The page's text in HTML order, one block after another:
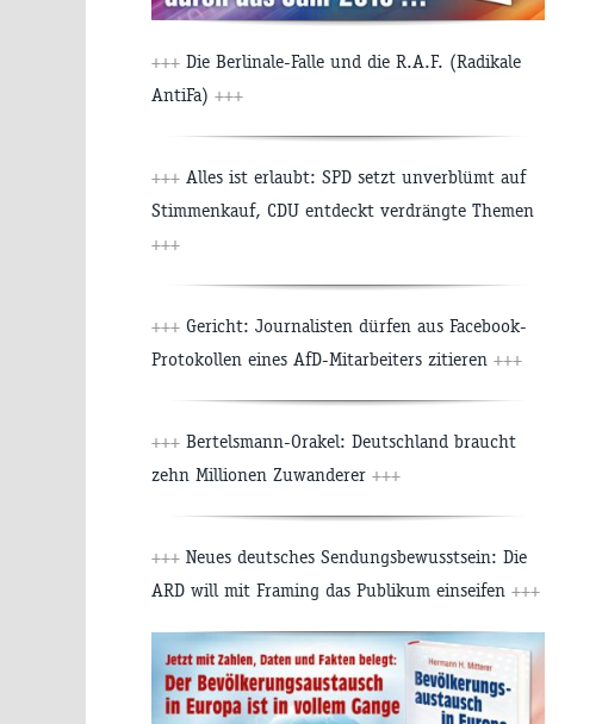
+++ Die Berlinale-Falle und die R.A.F. (Radikale
AntiFa) +++
+++ Alles ist erlaubt: SPD setzt unverblümt auf
Stimmenkauf, CDU entdeckt verdrängte Themen
+++
+++ Gericht: Journalisten dürfen aus Facebook-
Protokollen eines AfD-Mitarbeiters zitieren +++
+++ Bertelsmann-Orakel: Deutschland braucht
zehn Millionen Zuwanderer +++
+++ Neues deutsches Sendungsbewusstsein: Die
ARD will mit Framing das Publikum einseifen +++